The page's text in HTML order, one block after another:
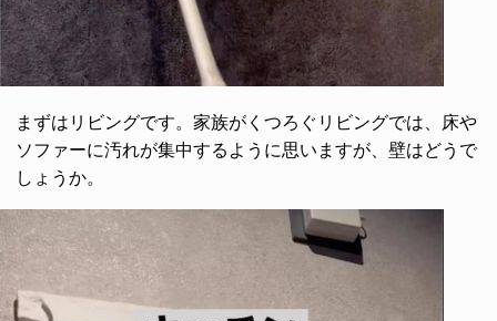
まずはリビングです。家族がくつろぐリビングでは、床や
ソファーに汚れが集中するように思いますが、壁はどうで
しょうか。